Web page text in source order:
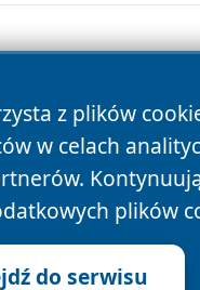
z plików
w celach
plików
do serwisu